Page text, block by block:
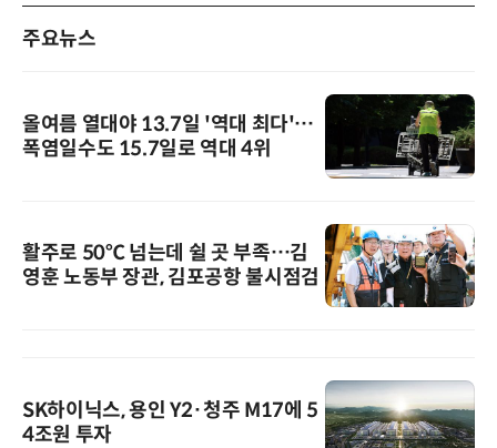
주요뉴스
올여름 열대야 13.7일 '역대 최다'…
폭염일수도 15.7일로 역대 4위
활주로 50℃ 넘는데 쉴 곳 부족…김
영훈 노동부 장관, 김포공항 불시점검
SK하이닉스, 용인 Y2·청주 M17에 5
4조원 투자